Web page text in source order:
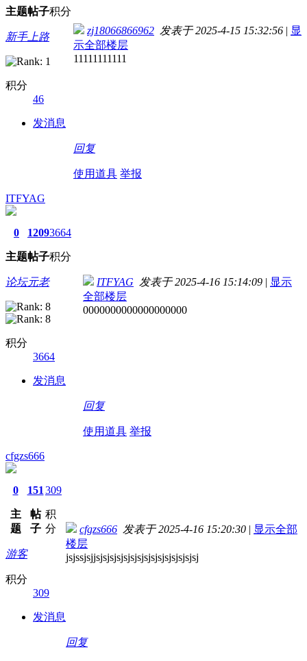
主题帖子积分
新手上路
积分
46
发消息
zj18066866962 发表于 2025-4-15 15:32:56 | 显
示全部楼层
11111111111
回复
使用道具 举报
ITFYAG
0
主题
1209
帖子
3664
积分
论坛元老
积分
3664
发消息
ITFYAG 发表于 2025-4-16 15:14:09 | 显示
全部楼层
0000000000000000000
回复
使用道具 举报
cfgzs666
0
主
题
151
帖
子
309
积
分
游客
积分
309
发消息
cfgzs666 发表于 2025-4-16 15:20:30 | 显示全部
楼层
jsjssjsjjsjsjsjsjsjsjsjsjsjsjsjsjsjsjsj
回复